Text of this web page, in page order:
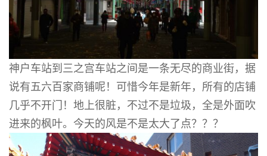
神户车站到三之宫车站之间是一条无尽的商业街，据
说有五六百家商铺呢！可惜今年是新年，所有的店铺
几乎不开门！地上很脏，不过不是垃圾，全是外面吹
进来的枫叶。今天的风是不是太大了点？？？